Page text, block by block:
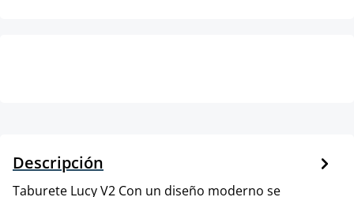
Descripción
Taburete Lucy V2 Con un diseño moderno se